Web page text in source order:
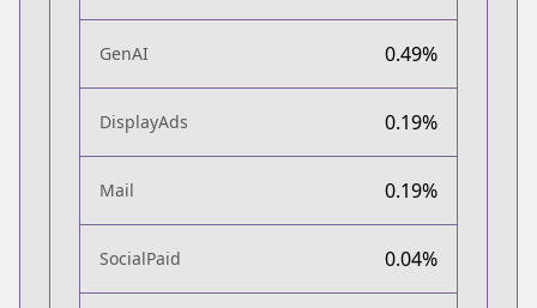
GenAI 0.49%
DisplayAds 0.19%
Mail 0.19%
SocialPaid 0.04%